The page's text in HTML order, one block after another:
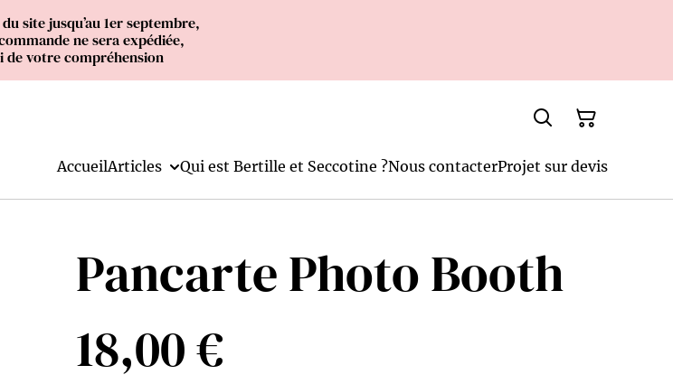
site jusqu’au 1er septembre,
ne sera expédiée,
de votre compréhension
AccueilArticles Qui est Bertille et Seccotine ?Nous contacterProjet sur devis
Pancarte Photo Booth
18,00 €